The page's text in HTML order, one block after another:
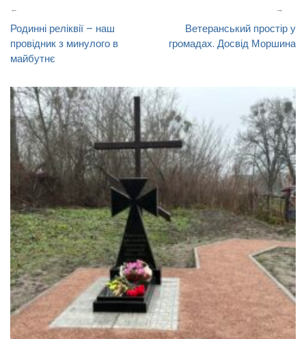
Родинні реліквії – наш
провідник з минулого в
майбутнє
Ветеранський простір у
громадах. Досвід Моршина